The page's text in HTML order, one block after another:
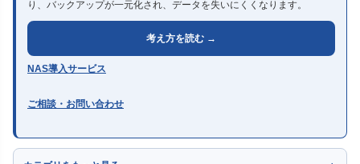
り、バックアップが一元化され、データを失いにくくなります。
考え方を読む →
NAS導入サービス
ご相談・お問い合わせ